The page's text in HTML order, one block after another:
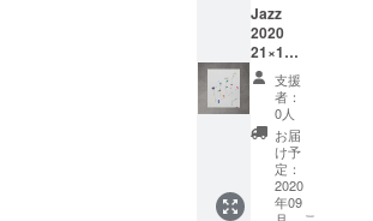
Jazz
2020
21×18c
m 紙に
イン
ク、水
彩
支援
者：
0人
お届
け予
定：
2020
年09